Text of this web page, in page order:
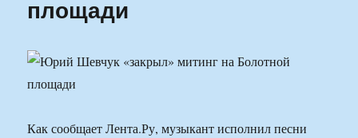
площади
Как сообщает Лента.Ру, музыкант исполнил песни